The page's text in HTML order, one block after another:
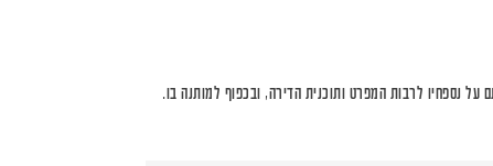
נספחיו לרבות המפרט ותוכנית הדירה, ובכפוף למותנה בו.